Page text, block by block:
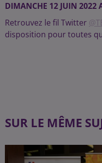
DIMANCHE 12 JUIN 2022
Retrouvez le fil Twitter
disposition pour toutes
SUR LE MÊME